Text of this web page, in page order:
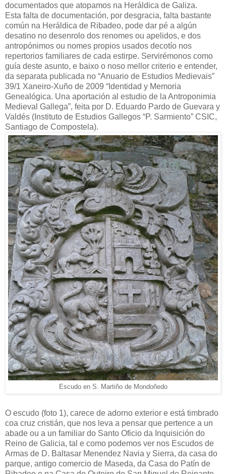
documentados que atopamos na Heráldica de Galiza.
Esta falta de documentación, por desgracia, falta bastante
común na Heráldica de Ribadeo, pode dar pé a algún
desatino no desenrolo dos renomes ou apelidos, e dos
antropónimos ou nomes propios usados decotío nos
repertorios familiares de cada estirpe. Servirémonos como
guía deste asunto, e baixo o noso mellor criterio e entender,
da separata publicada no “Anuario de Estudios Medievais”
39/1 Xaneiro-Xuño de 2009 “Identidad y Memoria
Genealógica. Una aportación al estudio de la Antroponimia
Medieval Gallega”, feita por D. Eduardo Pardo de Guevara y
Valdés (Instituto de Estudios Gallegos “P. Sarmiento” CSIC,
Santiago de Compostela).
Escudo en S. Martiño de Mondoñedo
O escudo (foto 1), carece de adorno exterior e está timbrado
coa cruz cristián, que nos leva a pensar que pertence a un
abade ou a un familiar do Santo Oficio da Inquisición do
Reino de Galicia, tal e como podemos ver nos Escudos de
Armas de D. Baltasar Menendez Navia y Sierra, da casa do
parque, antigo comercio de Maseda, da Casa do Patín de